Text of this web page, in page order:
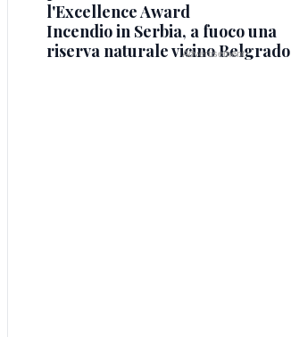
l'Excellence Award
Incendio in Serbia, a fuoco una
riserva naturale vicino Belgrado